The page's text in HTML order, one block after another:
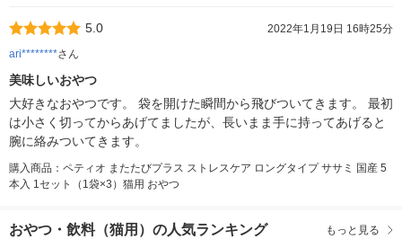
5.0
2022年1月19日 16時25分
ari********さん
美味しいおやつ
大好きなおやつです。 袋を開けた瞬間から飛びついてきます。 最初
は小さく切ってからあげてましたが、長いまま手に持ってあげると
腕に絡みついてきます。
購入商品：ペティオ またたびプラス ストレスケア ロングタイプ ササミ 国産 5
本入 1セット（1袋×3）猫用 おやつ
おやつ・飲料（猫用）の人気ランキング もっと見る